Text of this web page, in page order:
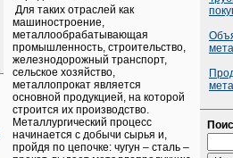
Для таких отраслей как
машиностроение,
металлообрабатывающая
промышленность, строительство,
железнодорожный транспорт,
сельское хозяйство,
металлопрокат является
основной продукцией, на которой
строится их производство.
Металлургический процесс
начинается с добычи сырья и,
пройдя по цепочке: чугун – сталь –